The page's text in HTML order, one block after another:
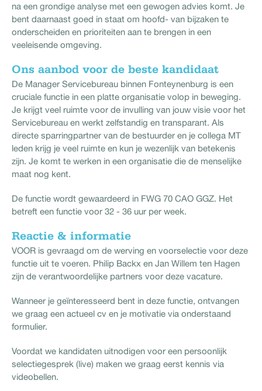
na een grondige analyse met een gewogen advies komt. Je
bent daarnaast goed in staat om hoofd- van bijzaken te
onderscheiden en prioriteiten aan te brengen in een
veeleisende omgeving.
Ons aanbod voor de beste kandidaat
De Manager Servicebureau binnen Fonteynenburg is een
cruciale functie in een platte organisatie volop in beweging.
Je krijgt veel ruimte voor de invulling van jouw visie voor het
Servicebureau en werkt zelfstandig en transparant. Als
directe sparringpartner van de bestuurder en je collega MT
leden krijg je veel ruimte en kun je wezenlijk van betekenis
zijn. Je komt te werken in een organisatie die de menselijke
maat nog kent.
De functie wordt gewaardeerd in FWG 70 CAO GGZ. Het
betreft een functie voor 32 - 36 uur per week.
Reactie & informatie
VOOR is gevraagd om de werving en voorselectie voor deze
functie uit te voeren. Philip Backx en Jan Willem ten Hagen
zijn de verantwoordelijke partners voor deze vacature.
Wanneer je geïnteresseerd bent in deze functie, ontvangen
we graag een actueel cv en je motivatie via onderstaand
formulier.
Voordat we kandidaten uitnodigen voor een persoonlijk
selectiegesprek (live) maken we graag eerst kennis via
videobellen.